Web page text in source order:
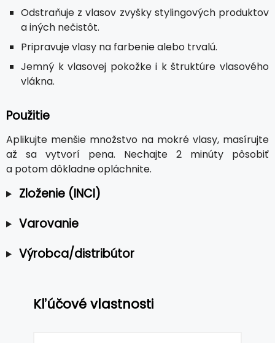
Odstraňuje z vlasov zvyšky stylingových produktov
a iných nečistôt.
Pripravuje vlasy na farbenie alebo trvalú.
Jemný k vlasovej pokožke i k štruktúre vlasového
vlákna.
Použitie
Aplikujte menšie množstvo na mokré vlasy, masírujte
až sa vytvorí pena. Nechajte 2 minúty pôsobiť
a potom dôkladne opláchnite.
Zloženie (INCI)
Varovanie
Výrobca/distribútor
Kľúčové vlastnosti